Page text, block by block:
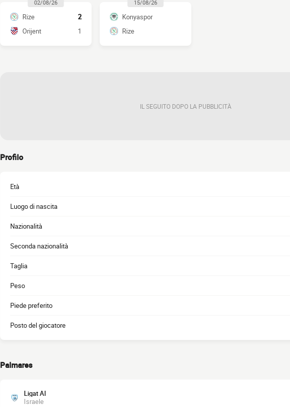
02/08/26
Rize
2
Orijent
1
15/08/26
Konyaspor
Rize
IL SEGUITO DOPO LA PUBBLICITÀ
Profilo
Età
Luogo di nascita
Nazionalità
Seconda nazionalità
Taglia
Peso
Piede preferito
Posto del giocatore
Palmares
Ligat Al
Israele